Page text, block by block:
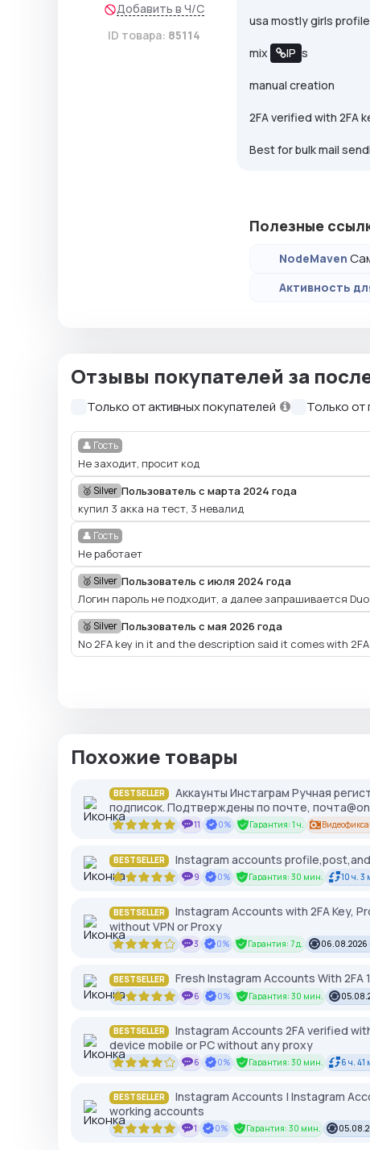
Добавить в Ч/С
ID товара: 85114
usa mostly girls
mix IP s
manual creation
2FA verified with 2FA
Best for bulk mail
Полезные
NodeMaven
Активность
Отзывы покупателей за
Только от активных покупателей Только от
👤 Гость
Не заходит, просит код
🥈 Silver Пользователь с марта 2024 года
купил 3 акка на тест, 3 невалид
👤 Гость
Не работает
🥈 Silver Пользователь с июля 2024 года
Логин пароль не подходит, а далее запрашивается
🥈 Silver Пользователь с мая 2026 года
No 2FA key in it and the description said it comes with
Похожие товары
BESTSELLER
Аккаунты Инстаграм Ручная
подписок. Подтверждены по почте,
11 0% Гарантия: 1 ч.
BESTSELLER Instagram accounts
9 0% Гарантия: 30 мин. 10 ч. 3
BESTSELLER
Instagram Accounts with 2FA Key,
without VPN or Proxy
3 0% Гарантия: 7 д. 06.08.2026
BESTSELLER Fresh Instagram Accounts With 2FA
6 0% Гарантия: 30 мин.
BESTSELLER
Instagram Accounts 2FA verified
device mobile or PC without any proxy
6 0% Гарантия: 30 мин. 6 ч. 41
BESTSELLER
Instagram Accounts | Instagram
working accounts
1 0% Гарантия: 30 мин.